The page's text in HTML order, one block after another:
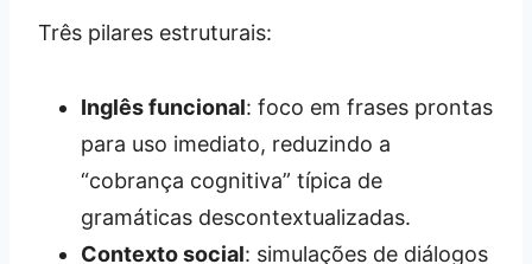
Três pilares estruturais:
Inglês funcional: foco em frases prontas
para uso imediato, reduzindo a
“cobrança cognitiva” típica de
gramáticas descontextualizadas.
Contexto social: simulações de diálogos